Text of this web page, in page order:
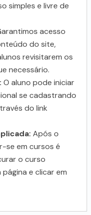
simples e livre de
acesso
do site,
revisitarem os
necessário.
O aluno pode iniciar
se cadastrando
do link
Após o
se em cursos é
o curso
e clicar em